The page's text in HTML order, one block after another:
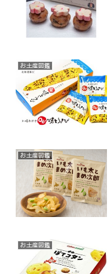
お土産図鑑
お土産図鑑
お土産図鑑